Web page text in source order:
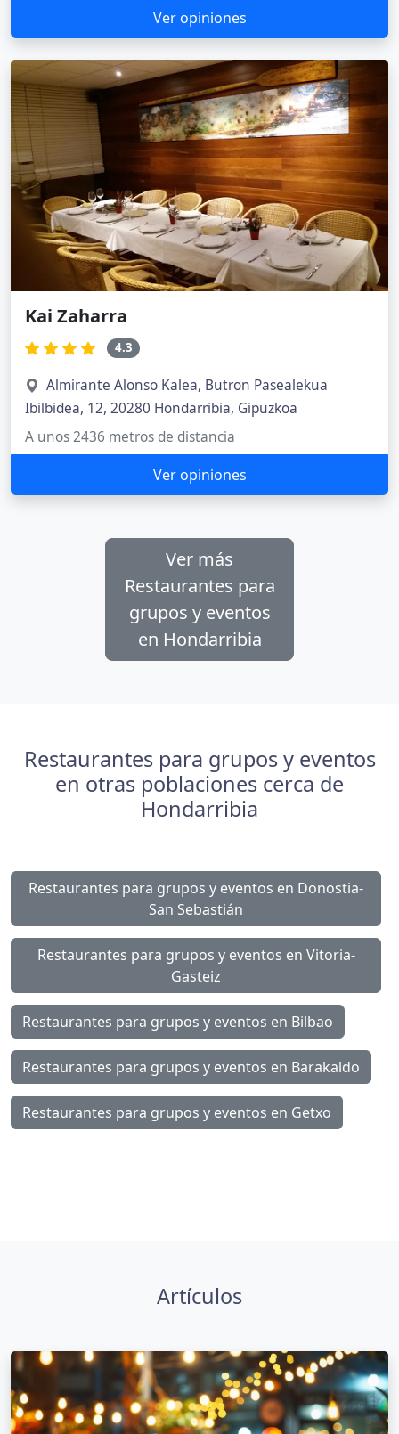
Ver opiniones
Kai Zaharra
4.3
Almirante Alonso Kalea, Butron Pasealekua
Ibilbidea, 12, 20280 Hondarribia, Gipuzkoa
A unos 2436 metros de distancia
Ver opiniones
Ver más
Restaurantes para
grupos y eventos
en Hondarribia
Restaurantes para grupos y eventos
en otras poblaciones cerca de
Hondarribia
Restaurantes para grupos y eventos en Donostia-
San Sebastián
Restaurantes para grupos y eventos en Vitoria-
Gasteiz
Restaurantes para grupos y eventos en Bilbao
Restaurantes para grupos y eventos en Barakaldo
Restaurantes para grupos y eventos en Getxo
Artículos